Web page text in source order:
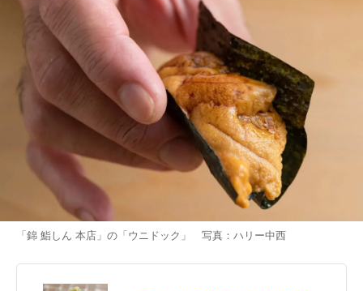
「錦 鮨しん 本店」の「ウニドック」 写真：ハリー中西